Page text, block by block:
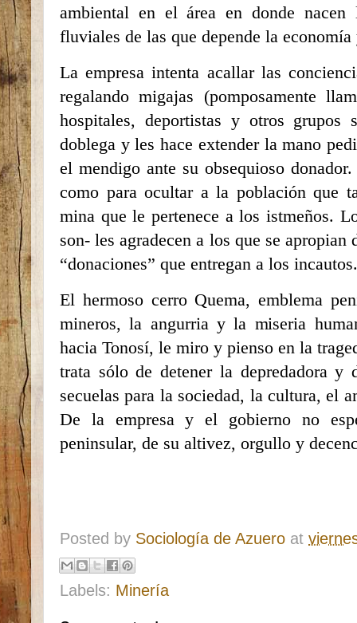
ambiental en el área en donde nacen
fluviales de las que depende la
La empresa intenta acallar las
regalando migajas (pomposamente
hospitales, deportistas y otros grupos
doblega y les hace extender la mano
el mendigo ante su obsequioso
como para ocultar a la población que
mina que le pertenece a los istmeños.
son- les agradecen a los que se
“donaciones” que entregan a los incautos.
El hermoso cerro Quema, emblema
mineros, la angurria y la miseria
hacia Tonosí, le miro y pienso en la
trata sólo de detener la depredadora y
secuelas para la sociedad, la cultura, el
De la empresa y el gobierno no
peninsular, de su altivez, orgullo y
Posted by Sociología de Azuero at
Labels: Minería